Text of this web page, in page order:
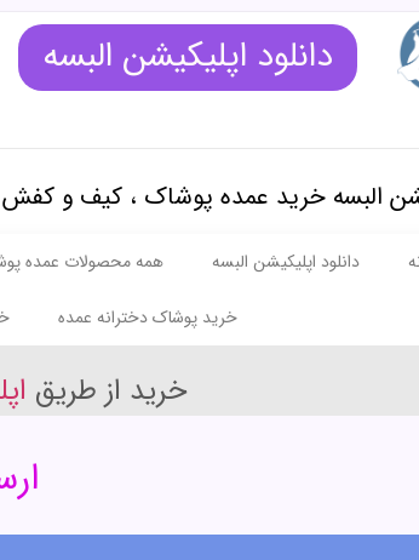
دانلود اپلیکیشن البسه
البسه خرید عمده پوشاک ، کیف و کفش
دانلود اپلیکیشن البسه همه محصولات عمده
خرید پوشاک دخترانه عمده
خرید از طریق